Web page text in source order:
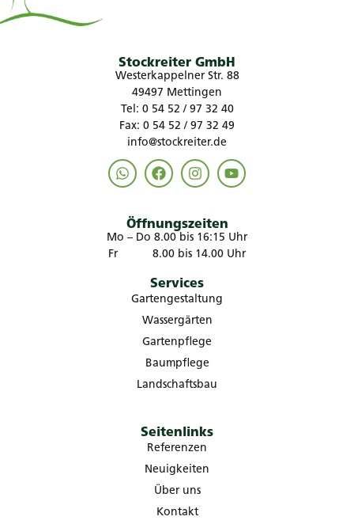
Stockreiter GmbH
Westerkappelner Str. 88
49497 Mettingen
Tel: 0 54 52 / 97 32 40
Fax: 0 54 52 / 97 32 49
info@stockreiter.de
Öffnungszeiten
Mo – Do 8.00 bis 16:15 Uhr
Fr 8.00 bis 14.00 Uhr
Services
Gartengestaltung
Wassergärten
Gartenpflege
Baumpflege
Landschaftsbau
Seitenlinks
Referenzen
Neuigkeiten
Über uns
Kontakt